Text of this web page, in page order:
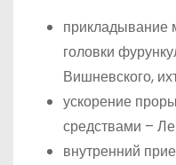
прикладывание
головки
Вишневского,
ускорение
средствами –
внутренний